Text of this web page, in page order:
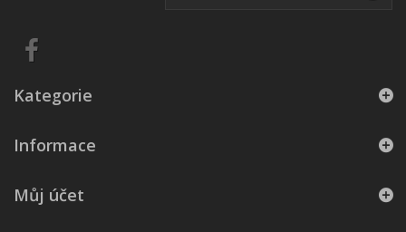
Kategorie
Informace
Můj účet